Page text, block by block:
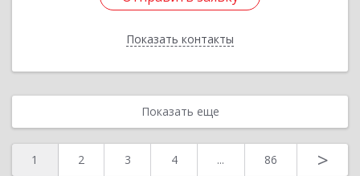
Показать контакты
Назад
Показать еще
1 2 3 4 ... 86 >